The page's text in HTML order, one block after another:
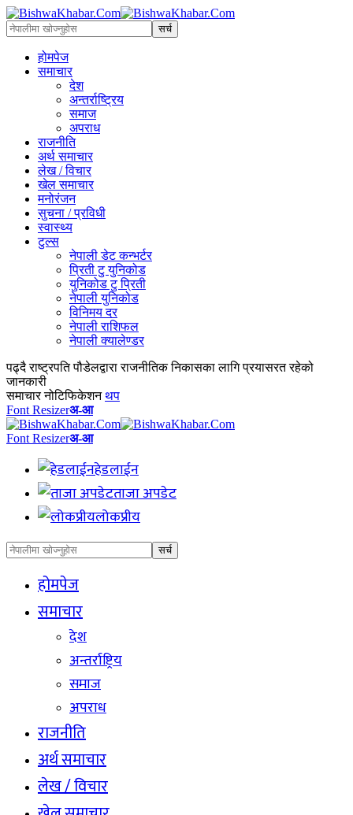
होमपेज
समाचार
देश
अन्तर्राष्ट्रिय
समाज
अपराध
राजनीति
अर्थ समाचार
लेख / विचार
खेल समाचार
मनोरंजन
सुचना / प्रविधी
स्वास्थ्य
टुल्स
नेपाली डेट कन्भर्टर
प्रिती टु युनिकोड
युनिकोड टु प्रिती
नेपाली युनिकोड
विनिमय दर
नेपाली राशिफल
नेपाली क्यालेण्डर
पढ्दै राष्ट्रपति पौडेलद्वारा राजनीतिक निकासका लागि प्रयासरत रहेको
जानकारी
समाचार नोटिफिकेशन थप
Font Resizerअ-आ
Font Resizerअ-आ
हेडलाईन
ताजा अपडेट
लोकप्रीय
होमपेज
समाचार
देश
अन्तर्राष्ट्रिय
समाज
अपराध
राजनीति
अर्थ समाचार
लेख / विचार